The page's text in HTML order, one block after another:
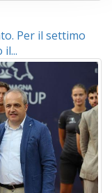
Per il settimo